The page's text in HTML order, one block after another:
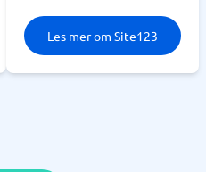
Les mer om Site123